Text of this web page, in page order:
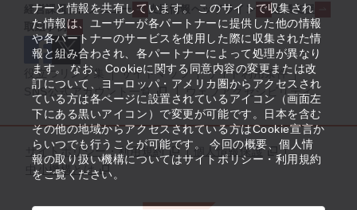
ナーと情報を共有しています。 このサイトで収集され
た情報は、ユーザーが各パートナーに提供した他の情報
や各パートナーのサービスを使用した際に収集された情
報と組み合わされ、各パートナーによって処理が異なり
ます。 なお、Cookieに関する同意内容の変更または改
訂について、ヨーロッパ・アメリカ圏からアクセスされ
ている方は各ページに設置されているアイコン（画面左
下にある黒いアイコン）で変更が可能です。日本を含む
その他の地域からアクセスされている方はCookie宣言か
らいつでも行うことが可能です。 今回の概要、個人情
報の取り扱い機構についてはサイトポリシー・利用規約
をご覧ください。
経営課題解決メニュー 支援情報ヘッドライン
起業支援
取組事例
役立つリンク集 サイトマップ
サイト利用条件
SNS公式アカウント一覧
ウェブアクセシビリティ
サイトポリシー・利用規約
個人情報保護
中小機構とは